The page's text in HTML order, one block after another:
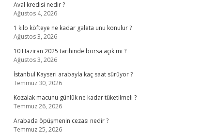
Aval kredisi nedir ?
Ağustos 4, 2026
1 kilo köfteye ne kadar galeta unu konulur ?
Ağustos 3, 2026
10 Haziran 2025 tarihinde borsa açık mı ?
Ağustos 3, 2026
İstanbul Kayseri arabayla kaç saat sürüyor ?
Temmuz 30, 2026
Kozalak macunu günlük ne kadar tüketilmeli ?
Temmuz 26, 2026
Arabada öpüşmenin cezası nedir ?
Temmuz 25, 2026